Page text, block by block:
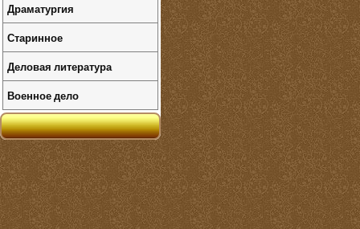
Драматургия
Старинное
Деловая литература
Военное дело